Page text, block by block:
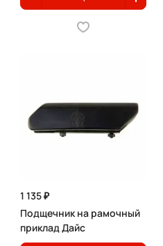
1 135 ₽
Подщечник на рамочный
приклад Дайс